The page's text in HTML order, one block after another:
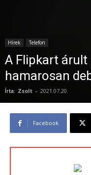
Hírek Telefon
A Flipkart árult
hamarosan
Írta: Zsolt - 2021.07.20.
Facebook